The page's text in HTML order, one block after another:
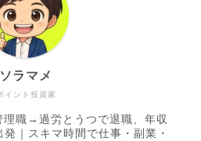
イント投資家
ソラマメ
職→過労とうつで退職、年収
｜スキマ時間で仕事・副業・